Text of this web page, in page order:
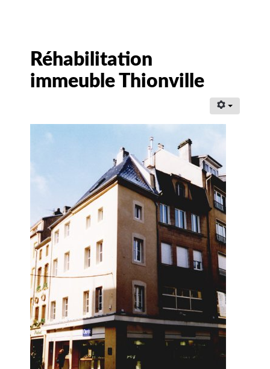
Réhabilitation
immeuble Thionville